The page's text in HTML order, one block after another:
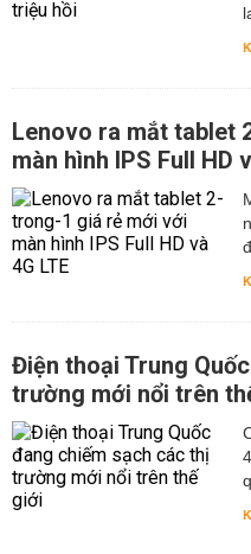
Lenovo ra mắt tablet
màn hình IPS Full HD
Điện thoại Trung
trường mới nổi trên